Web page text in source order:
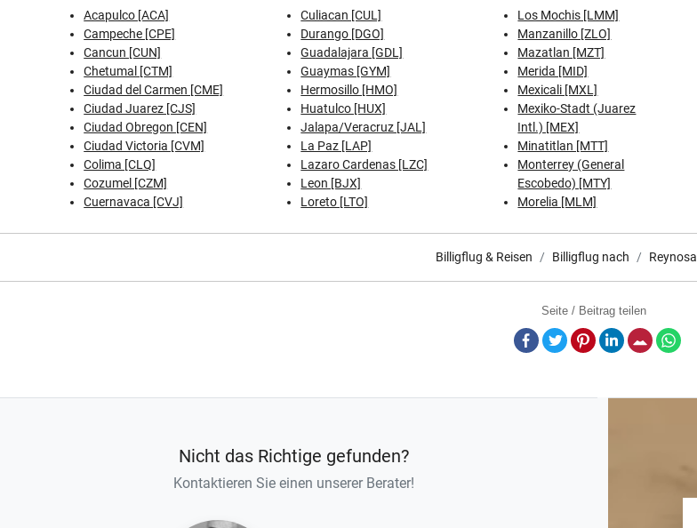
Acapulco [ACA]
Campeche [CPE]
Cancun [CUN]
Chetumal [CTM]
Ciudad del Carmen [CME]
Ciudad Juarez [CJS]
Ciudad Obregon [CEN]
Ciudad Victoria [CVM]
Colima [CLQ]
Cozumel [CZM]
Cuernavaca [CVJ]
Culiacan [CUL]
Durango [DGO]
Guadalajara [GDL]
Guaymas [GYM]
Hermosillo [HMO]
Huatulco [HUX]
Jalapa/Veracruz [JAL]
La Paz [LAP]
Lazaro Cardenas [LZC]
Leon [BJX]
Loreto [LTO]
Los Mochis [LMM]
Manzanillo [ZLO]
Mazatlan [MZT]
Merida [MID]
Mexicali [MXL]
Mexiko-Stadt (Juarez
Intl.) [MEX]
Minatitlan [MTT]
Monterrey (General
Escobedo) [MTY]
Morelia [MLM]
Billigflug & Reisen Billigflug nach Reynosa
Seite / Beitrag teilen
Facebook
TwitterPinterestLinkedInE-Mail
Nicht das Richtige gefunden?
Kontaktieren Sie einen unserer Berater!